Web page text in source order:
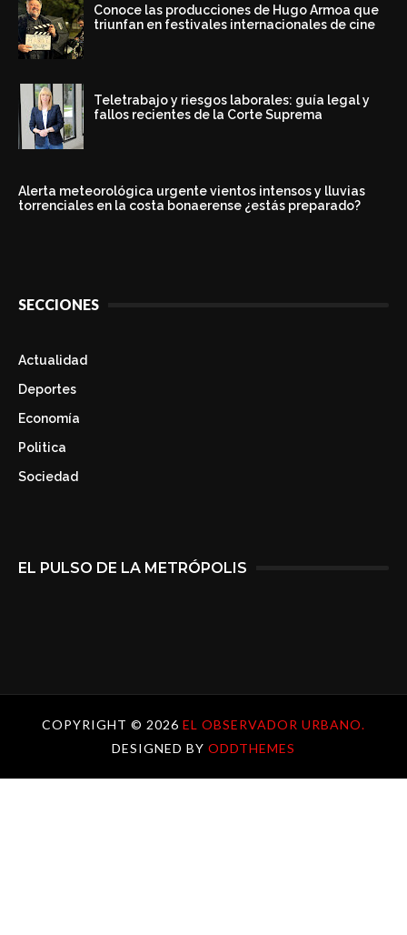
Conoce las producciones de Hugo Armoa que
triunfan en festivales internacionales de cine
Teletrabajo y riesgos laborales: guía legal y
fallos recientes de la Corte Suprema
Alerta meteorológica urgente vientos intensos y lluvias
torrenciales en la costa bonaerense ¿estás preparado?
SECCIONES
Actualidad
Deportes
Economía
Politica
Sociedad
EL PULSO DE LA METRÓPOLIS
COPYRIGHT © 2026 EL OBSERVADOR URBANO.
DESIGNED BY ODDTHEMES